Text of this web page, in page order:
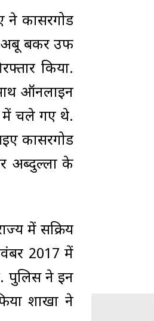
ने कासरगोड
बकर उर्फ
किया.
ऑनलाइन
में चले गए थे.
कासरगोड
अब्दुल्ला के
में सक्रिय
2017 में
पुलिस ने इन
शाखा ने